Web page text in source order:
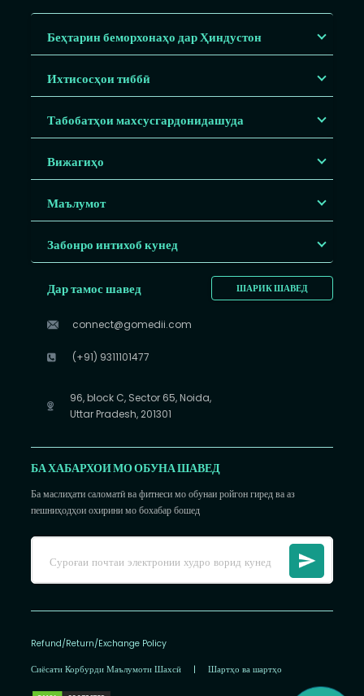
Беҳтарин беморхонаҳо дар Ҳиндустон
Ихтисосҳои тиббӣ
Табобатҳои махсусгардонидашуда
Вижагиҳо
Маълумот
Забонро интихоб кунед
ШАРИК ШАВЕД
Дар тамос шавед
connect@gomedii.com
(+91) 9311101477
96, block C, Sector 65, Noida,
Uttar Pradesh, 201301
БА ХАБАРХОИ МО ОБУНА ШАВЕД
Ба маслиҳати саломатӣ ва фитнеси мо обунаи ройгон гиред ва аз
пешниҳодҳои охирини мо бохабар бошед
Refund/Return/Exchange Policy
Сиёсати Корбурди Маълумоти Шахсӣ | Шартҳо ва шартҳо